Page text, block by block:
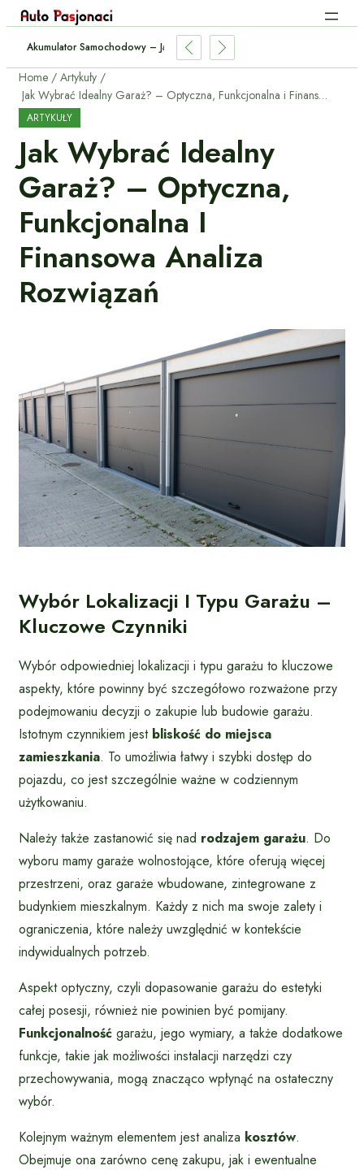
Przyczepę? – Przepisy I Praktyczne Porady
Home
Artykuły
Jak Wybrać Idealny Garaż? – Optyczna, Funkcjonalna i Finansowa Analiza Rozwiązań
ARTYKUŁY
Jak Wybrać Idealny
Garaż? – Optyczna,
Funkcjonalna I
Finansowa Analiza
Rozwiązań
Wybór Lokalizacji I Typu Garażu –
Kluczowe Czynniki
Wybór odpowiedniej lokalizacji i typu garażu to kluczowe
aspekty, które powinny być szczegółowo rozważone przy
podejmowaniu decyzji o zakupie lub budowie garażu.
Istotnym czynnikiem jest bliskość do miejsca
zamieszkania. To umożliwia łatwy i szybki dostęp do
pojazdu, co jest szczególnie ważne w codziennym
użytkowaniu.
Należy także zastanowić się nad rodzajem garażu. Do
wyboru mamy garaże wolnostojące, które oferują więcej
przestrzeni, oraz garaże wbudowane, zintegrowane z
budynkiem mieszkalnym. Każdy z nich ma swoje zalety i
ograniczenia, które należy uwzględnić w kontekście
indywidualnych potrzeb.
Aspekt optyczny, czyli dopasowanie garażu do estetyki
całej posesji, również nie powinien być pomijany.
Funkcjonalność garażu, jego wymiary, a także dodatkowe
funkcje, takie jak możliwości instalacji narzędzi czy
przechowywania, mogą znacząco wpłynąć na ostateczny
wybór.
Kolejnym ważnym elementem jest analiza kosztów.
Obejmuje ona zarówno cenę zakupu, jak i ewentualne